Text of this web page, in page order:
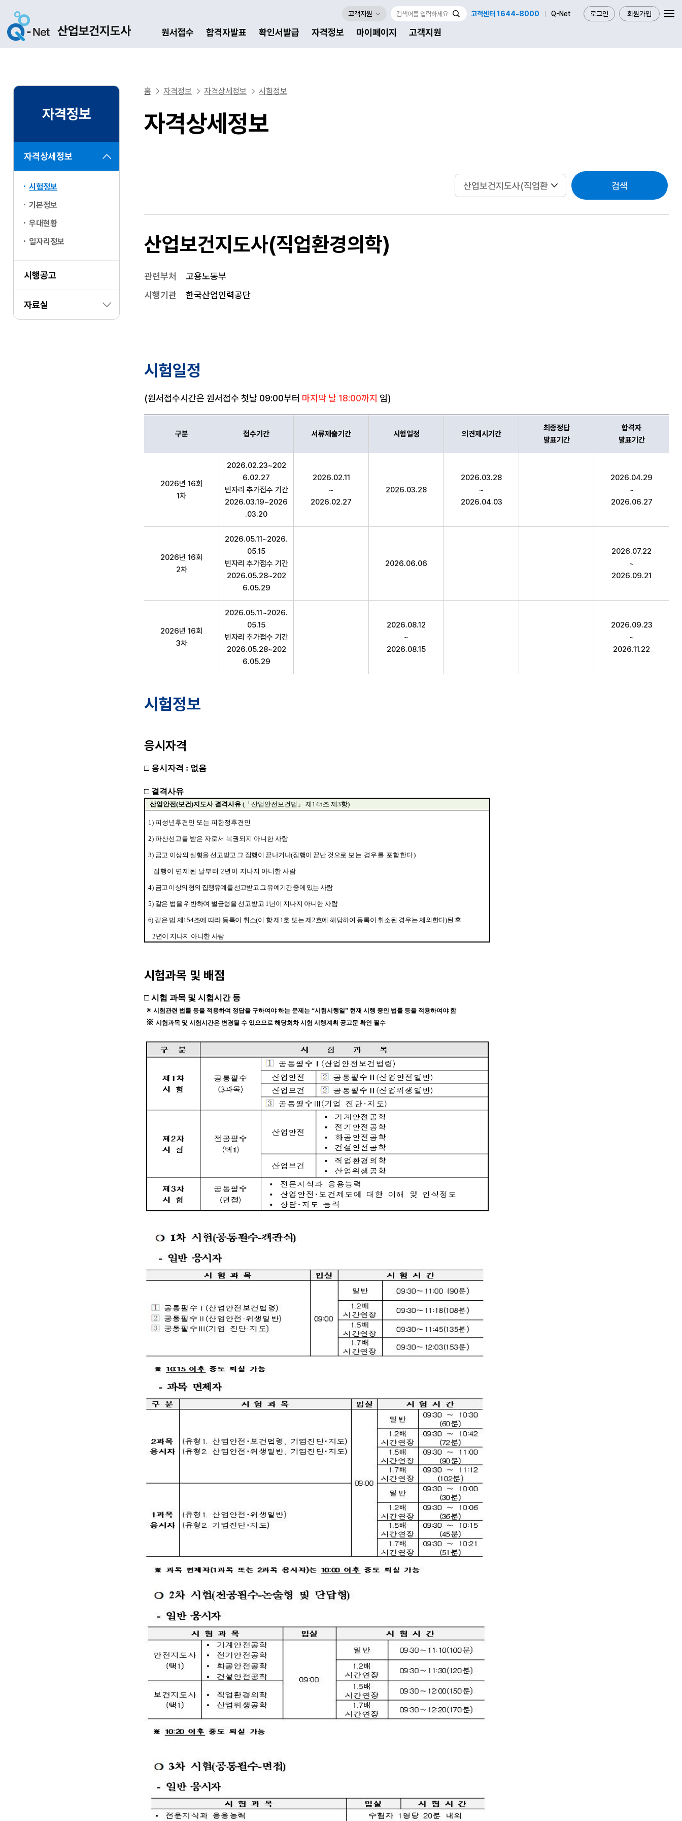
원서접수 합격자발표 확인서발급 자격정보 마이페이지 고객지원
로그인 회원가입
고객센터 1644-8000 Q-Net
고객지원
자격정보
자격상세정보
시험정보
기본정보
우대현황
일자리정보
시행공고
자료실
홈 자격정보 자격상세정보 시험정보
자격상세정보
검색
산업보건지도사(직업환경의학)
관련부처
고용노동부
시행기관
한국산업인력공단
시험일정
(원서접수시간은 원서접수 첫날 09:00부터 마지막 날 18:00까지 임)
산업보건지도사(직업환경의학) 구분,접수기간,서류제출기간,시험일정,의견제시기간,최종정답 합격자발표, 합격자발표기간 항목 순으로 시험일정 안
구분 접수기간 서류제출기간 시험일정 의견제시기간
최종정답
발표기간
합격자
발표기간
2026년 16회
1차
2026.02.23~202
6.02.27
빈자리 추가접수 기간
2026.03.19~2026
.03.20
2026.02.11
~
2026.02.27
2026.03.28
2026.03.28
~
2026.04.03
2026.04.29
~
2026.06.27
2026년 16회
2차
2026.05.11~2026.
05.15
빈자리 추가접수 기간
2026.05.28~202
6.05.29
2026.06.06
2026.07.22
~
2026.09.21
2026년 16회
3차
2026.05.11~2026.
05.15
빈자리 추가접수 기간
2026.05.28~202
6.05.29
2026.08.12
~
2026.08.15
2026.09.23
~
2026.11.22
시험정보
응시자격
시험과목 및 배점